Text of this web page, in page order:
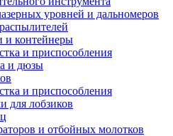
уровней и дальномеров
и контейнеры
и приспособления
и дюзы
и приспособления
для лобзиков
и отбойных молотков